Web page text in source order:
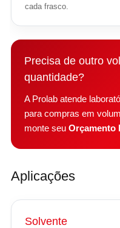
cada frasco.
Precisa de outro
quantidade?
A Prolab atende
para compras em
monte seu Orçamento
Aplicações
Solvente